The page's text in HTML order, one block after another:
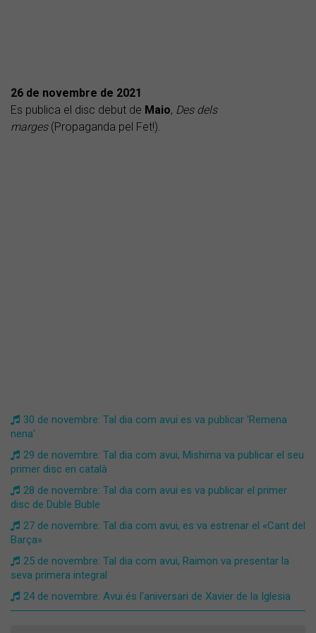
26 de novembre de 2021
Es publica el disc debut de Maio, Des dels
marges(Propaganda pel Fet!).
30 de novembre: Tal dia com avui es va publicar 'Remena
nena'
29 de novembre: Tal dia com avui, Mishima va publicar el seu
primer disc en català
28 de novembre: Tal dia com avui es va publicar el primer
disc de Duble Buble
27 de novembre: Tal dia com avui, es va estrenar el «Cant del
Barça»
25 de novembre: Tal dia com avui, Raimon va presentar la
seva primera integral
24 de novembre: Avui és l'aniversari de Xavier de la Iglesia